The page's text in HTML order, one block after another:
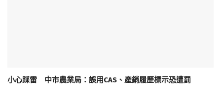
小心踩雷 中市農業局：誤用CAS、產銷履歷標示恐遭罰